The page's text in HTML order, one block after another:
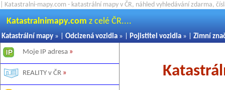
| Katastralni-mapy.com - katastrální mapy v ČR, náhled vyhledávání zdarma,
Katastralnimapy.com z celé ČR....
Katastrální mapy » | Odcizená vozidla » | Pojistitel vozidla » | Zimní
Moje IP adresa »
REALITY v ČR »